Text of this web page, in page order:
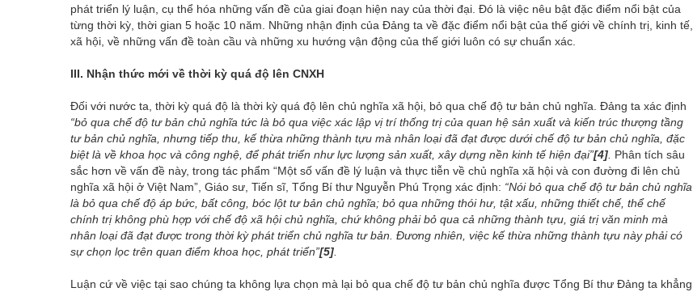
phát triển lý luận, cụ thể hóa những vấn đề của giai đoạn hiện nay của thời đại. Đó là việc nêu bật đặc điểm nổi bật của
từng thời kỳ, thời gian 5 hoặc 10 năm. Những nhận định của Đảng ta về đặc điểm nổi bật của thế giới về chính trị, kinh tế,
xã hội, về những vấn đề toàn cầu và những xu hướng vận động của thế giới luôn có sự chuẩn xác.
III. Nhận thức mới về thời kỳ quá độ lên CNXH
Đối với nước ta, thời kỳ quá độ là thời kỳ quá độ lên chủ nghĩa xã hội, bỏ qua chế độ tư bản chủ nghĩa. Đảng ta xác định
“bỏ qua chế độ tư bản chủ nghĩa tức là bỏ qua việc xác lập vị trí thống trị của quan hệ sản xuất và kiến trúc thượng tầng
tư bản chủ nghĩa, nhưng tiếp thu, kế thừa những thành tựu mà nhân loại đã đạt được dưới chế độ tư bản chủ nghĩa, đặc
biệt là về khoa học và công nghệ, để phát triển như lực lượng sản xuất, xây dựng nền kinh tế hiện đại”[4] Phân tích sâu
sắc hơn về vấn đề này, trong tác phẩm “Một số vấn đề lý luận và thực tiễn về chủ nghĩa xã hội và con đường đi lên chủ
nghĩa xã hội ở Việt Nam”, Giáo sư, Tiến sĩ, Tổng Bí thư Nguyễn Phú Trọng xác định: “Nói bỏ qua chế độ tư bản chủ nghĩa
là bỏ qua chế độ áp bức, bất công, bóc lột tư bản chủ nghĩa; bỏ qua những thói hư, tật xấu, những thiết chế, thể chế
chính trị không phù hợp với chế độ xã hội chủ nghĩa, chứ không phải bỏ qua cả những thành tựu, giá trị văn minh mà
nhân loại đã đạt được trong thời kỳ phát triển chủ nghĩa tư bản. Đương nhiên, việc kế thừa những thành tựu này phải có
sự chọn lọc trên quan điểm khoa học, phát triển”[5]
Luận cứ về việc tại sao chúng ta không lựa chọn mà lại bỏ qua chế độ tư bản chủ nghĩa được Tổng Bí thư Đảng ta khẳng